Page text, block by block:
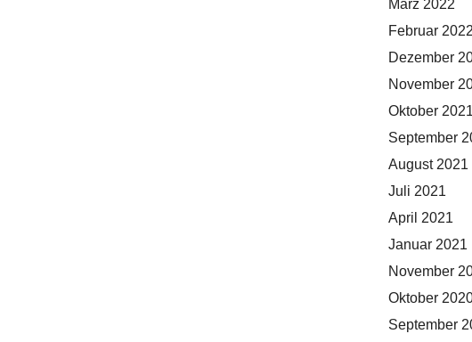
März 2022
Februar 2022
Dezember
November
Oktober 2021
September
August 2021
Juli 2021
April 2021
Januar 2021
November
Oktober
September